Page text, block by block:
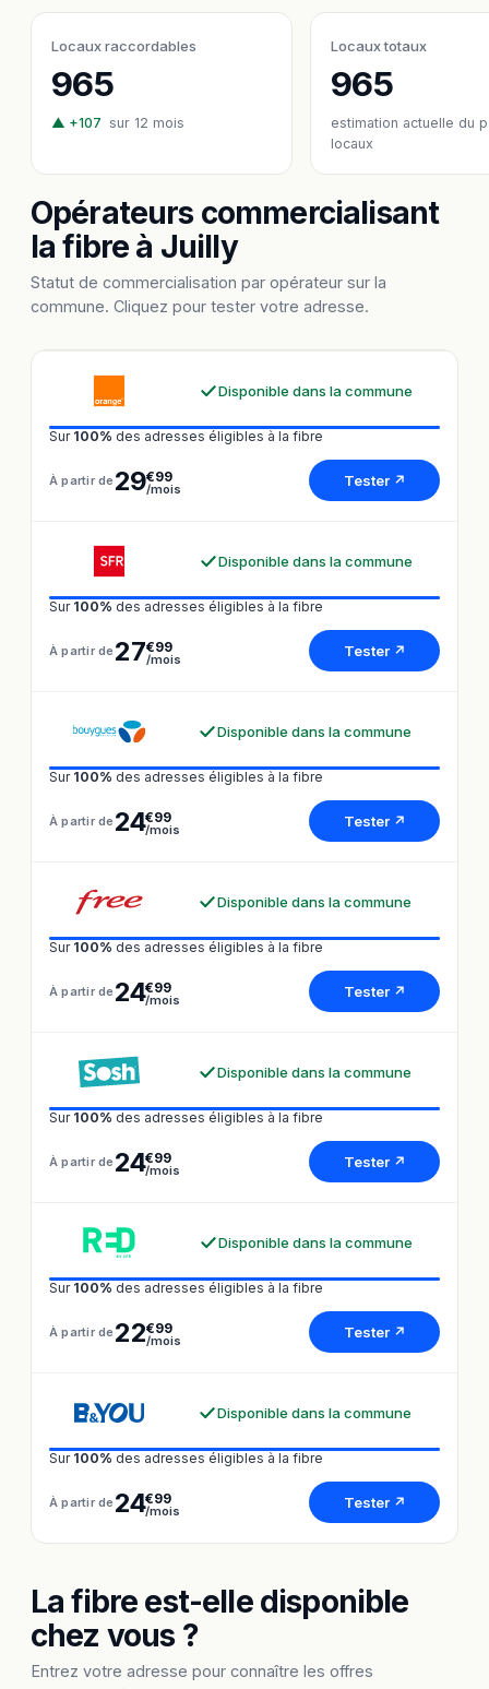
Locaux raccordables
965
▲ +107 sur 12 mois
Locaux totaux
965
estimation actuelle du
locaux
Opérateurs commercialisant
la fibre à Juilly
Statut de commercialisation par opérateur sur la
commune. Cliquez pour tester votre adresse.
Disponible dans la commune
Sur 100% des adresses éligibles à la fibre
À partir de 29€99
/mois Tester ↗
Disponible dans la commune
Sur 100% des adresses éligibles à la fibre
À partir de 27€99
/mois Tester ↗
Disponible dans la commune
Sur 100% des adresses éligibles à la fibre
À partir de 24€99
/mois Tester ↗
Disponible dans la commune
Sur 100% des adresses éligibles à la fibre
À partir de 24€99
/mois Tester ↗
Disponible dans la commune
Sur 100% des adresses éligibles à la fibre
À partir de 24€99
/mois Tester ↗
Disponible dans la commune
Sur 100% des adresses éligibles à la fibre
À partir de 22€99
/mois Tester ↗
Disponible dans la commune
Sur 100% des adresses éligibles à la fibre
À partir de 24€99
/mois Tester ↗
La fibre est-elle disponible
chez vous ?
Entrez votre adresse pour connaître les offres